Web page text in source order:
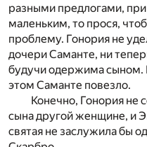
разными предлогами,
маленьким, то прося,
проблему. Гонория не
дочери Саманте, ни
будучи одержима сыном.
этом Саманте повезло.
Конечно, Гонория не
сына другой женщине, и
святая не заслужила бы